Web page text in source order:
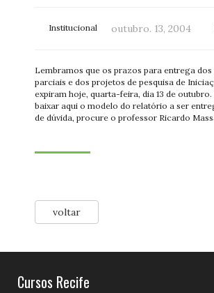
Institucional outubro. 13, 2004
Lembramos que os prazos para entrega
parciais e dos projetos de pesquisa de
expiram hoje, quarta-feira, dia 13 de
baixar aqui o modelo do relatório a ser
de dúvida, procure o professor Ricardo
voltar
Cursos Recife